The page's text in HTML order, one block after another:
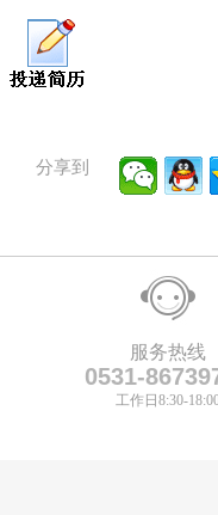
分享到
服务热线
0531-
工作日8:30-